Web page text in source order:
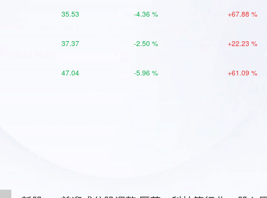
35.53 -4.36 % +67.88 %
37.37 -2.50 % +22.23 %
47.04 -5.96 % +61.09 %